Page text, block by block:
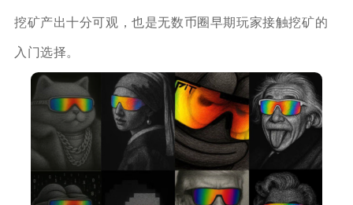
挖矿产出十分可观，也是无数币圈早期玩家接触挖矿的
入门选择。